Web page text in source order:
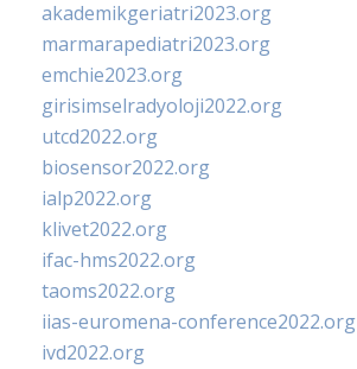
akademikgeriatri2023.org
marmarapediatri2023.org
emchie2023.org
girisimselradyoloji2022.org
utcd2022.org
biosensor2022.org
ialp2022.org
klivet2022.org
ifac-hms2022.org
taoms2022.org
iias-euromena-conference2022.org
ivd2022.org